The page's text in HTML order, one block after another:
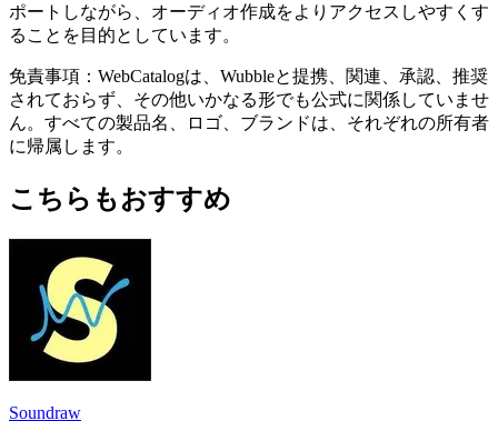
ポートしながら、オーディオ作成をよりアクセスしやすくす
ることを目的としています。
免責事項：WebCatalogは、Wubbleと提携、関連、承認、推奨
されておらず、その他いかなる形でも公式に関係していませ
ん。すべての製品名、ロゴ、ブランドは、それぞれの所有者
に帰属します。
こちらもおすすめ
Soundraw